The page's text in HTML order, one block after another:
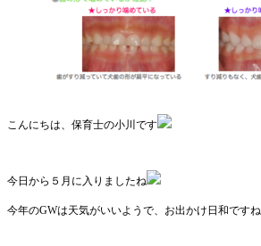
こんにちは、保育士の小川です
今日から５月に入りましたね
今年のGWは天気がいいようで、お出かけ日和ですね